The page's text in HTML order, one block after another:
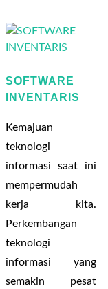
SOFTWARE
INVENTARIS
Kemajuan
teknologi
informasi saat ini
mempermudah
kerja kita.
Perkembangan
teknologi
informasi yang
semakin pesat